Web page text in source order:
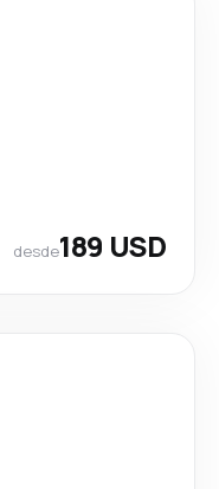
desde189 USD